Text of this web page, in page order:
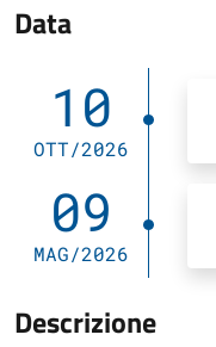
Data
10
OTT/2026
09
MAG/2026
Descrizione